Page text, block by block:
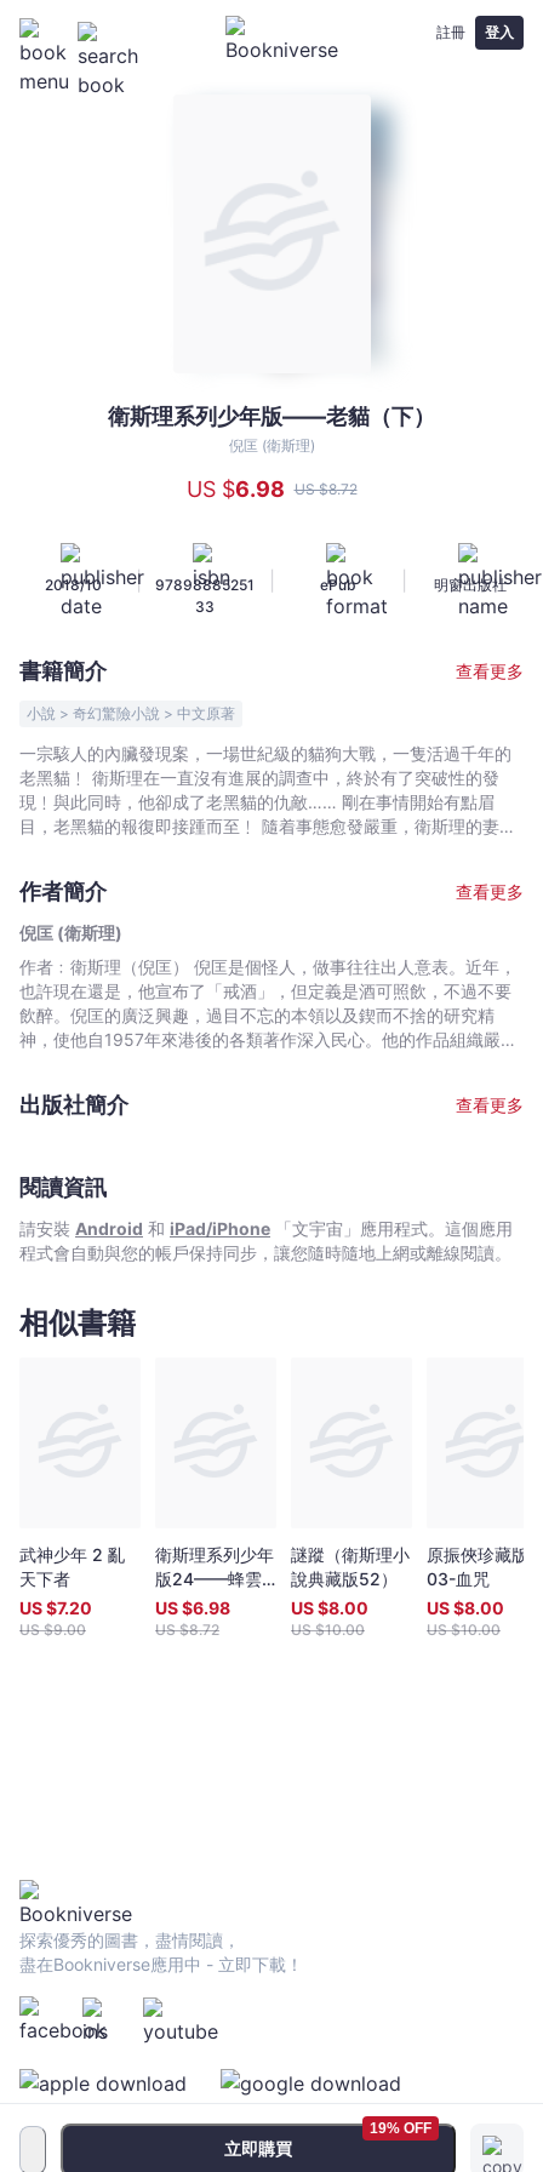
註冊 登入
老
貓
-
倪
匡
斯
-
文
宇
宙
衛斯理系列少年版——老貓（下）
倪匡 (衛斯理)
US $6.98 US $8.72
2018/10 |
97898885251
33
ePub 明窗出版社
書籍簡介 查看更多
小說 > 奇幻驚險小說 > 中文原著
一宗駭人的內臟發現案，一場世紀級的貓狗大戰，一隻活過千年的
老黑貓﹗ 衛斯理在一直沒有進展的調查中，終於有了突破性的發
現﹗與此同時，他卻成了老黑貓的仇敵…… 剛在事情開始有點眉
目，老黑貓的報復即接踵而至﹗ 隨着事態愈發嚴重，衛斯理的妻子
作者簡介
查看更多
倪匡 (衛斯理)
作者﹕衛斯理（倪匡） 倪匡是個怪人，做事往往出人意表。近年，
也許現在還是，他宣布了「戒酒」，但定義是酒可照飲，不過不要
飲醉。倪匡的廣泛興趣，過目不忘的本領以及鍥而不捨的研究精
神，使他自1957年來港後的各類著作深入民心。他的作品組織嚴謹
啟文 從害怕寫作變成天天寫作，從一名編劇變成了小說作者。在接
小說，因為筆下一字一句都能原汁原味送到讀者面前，格外親切。
說系列廣受小讀者歡迎，長踞暢銷書榜。 繪畫﹕余遠鍠 從事多年漫
畫工作。著名作品有﹕《數碼暴龍》（改編自日本著名動畫,行銷全
好書之一）,《動夢成真》（中學電影動畫藝術教材——香港生產力
促進局製作）,《大偵探福爾摩斯》（全港最受歡迎圖畫故事系列，
出版社簡介 查看更多
閱讀資訊
請安裝 Android 和 iPad/iPhone 「文宇宙」應用程式。這個應用
程式會自動與您的帳戶保持同步，讓您隨時隨地上網或離線閱讀。
相似書籍
武神少年 2 亂
天下者
US $7.20
US $9.00
衛斯理系列少年
版24——蜂雲
（上）
US $6.98
US $8.72
謎蹤（衛斯理小
說典藏版52）
US $8.00
US $10.00
原振俠珍藏版
03-血咒
US $8.00
US $10.00
立即購買
19% OFF
探索優秀的圖書，盡情閱讀，
盡在Bookniverse應用中 - 立即下載！